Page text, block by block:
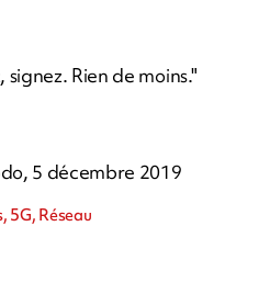
signez. Rien de moins."
5 décembre 2019
5G, Réseau